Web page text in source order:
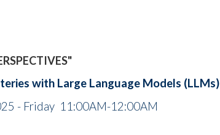
with Large Language Models (LLMs)
- Friday 11:00AM-12:00AM